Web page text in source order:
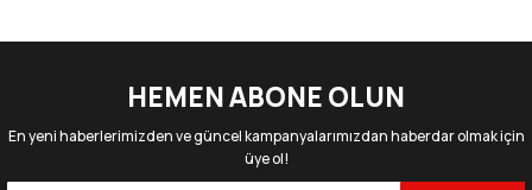
HEMEN ABONE OLUN
En yeni haberlerimizden ve güncel kampanyalarımızdan haberdar olmak için
üye ol!